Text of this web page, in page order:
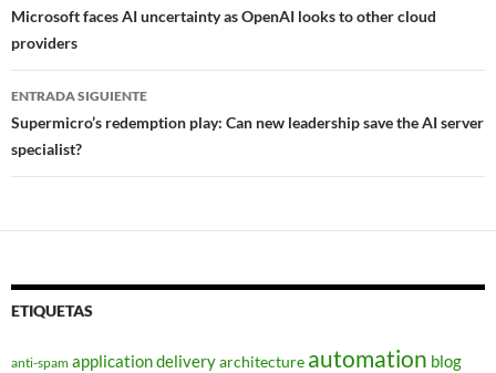
de
entradas
Microsoft faces AI uncertainty as OpenAI looks to other cloud
providers
ENTRADA SIGUIENTE
Supermicro’s redemption play: Can new leadership save the AI server
specialist?
ETIQUETAS
anti-spam application deliveryarchitecture automation blog